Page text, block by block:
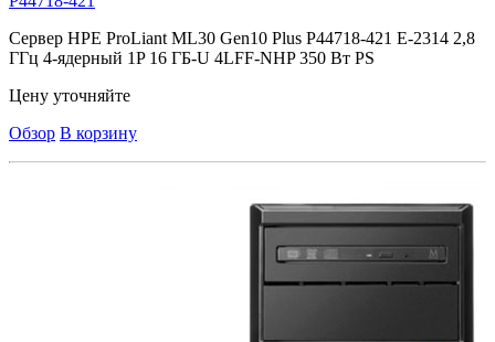
Сервер HPE ProLiant ML30 Gen10 Plus P44718-421 E-2314 2,8
ГГц 4-ядерный 1P 16 ГБ-U 4LFF-NHP 350 Вт PS
Цену уточняйте
Обзор В корзину